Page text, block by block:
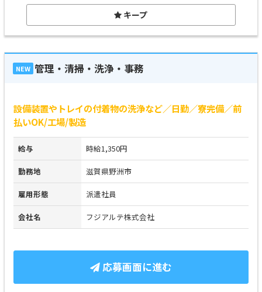
キープ
NEW 管理・清掃・洗浄・事務
設備装置やトレイの付着物の洗浄など／日勤／寮完備／前
払いOK/工場/製造
給与 時給1,350円
勤務地 滋賀県野洲市
雇用形態 派遣社員
会社名 フジアルテ株式会社
応募画面に進む